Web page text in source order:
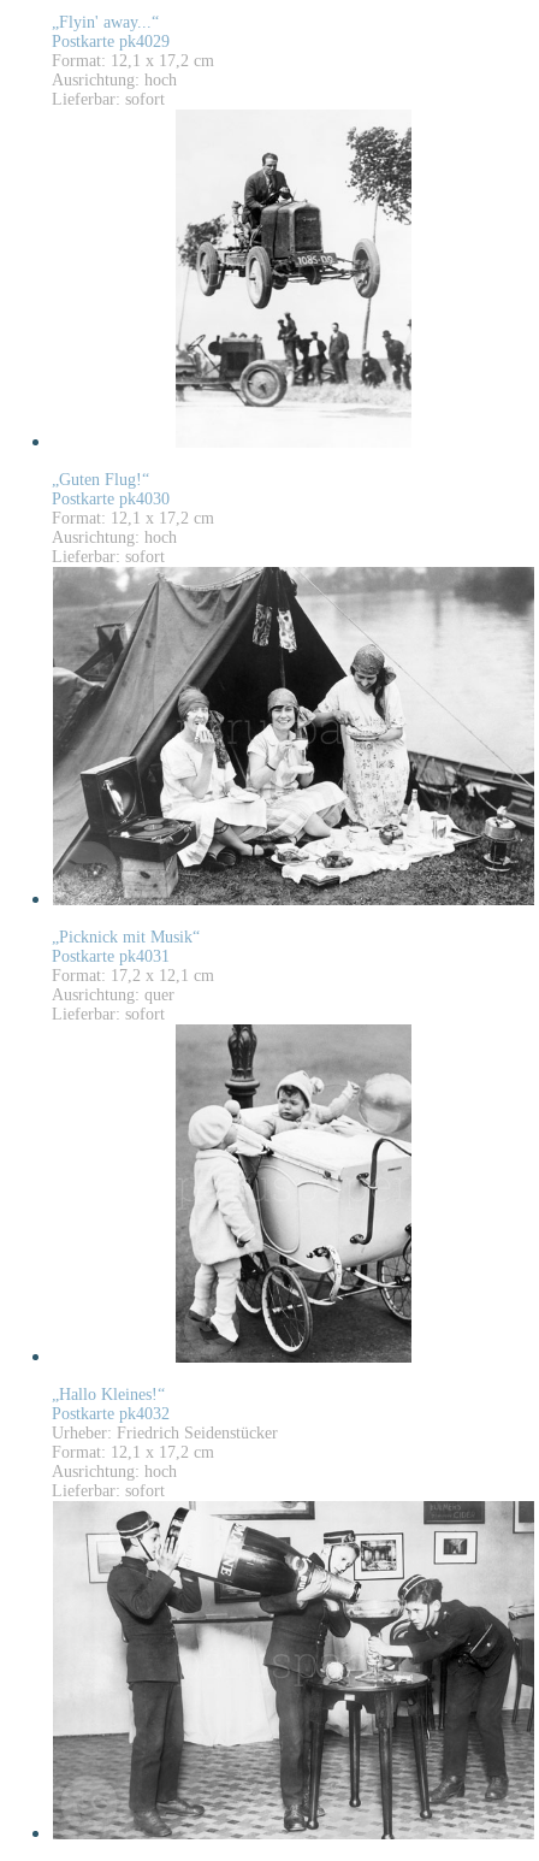
„Flyin' away...“
Postkarte pk4029
Format: 12,1 x 17,2 cm
Ausrichtung: hoch
Lieferbar: sofort
„Guten Flug!“
Postkarte pk4030
Format: 12,1 x 17,2 cm
Ausrichtung: hoch
Lieferbar: sofort
„Picknick mit Musik“
Postkarte pk4031
Format: 17,2 x 12,1 cm
Ausrichtung: quer
Lieferbar: sofort
„Hallo Kleines!“
Postkarte pk4032
Urheber: Friedrich Seidenstücker
Format: 12,1 x 17,2 cm
Ausrichtung: hoch
Lieferbar: sofort